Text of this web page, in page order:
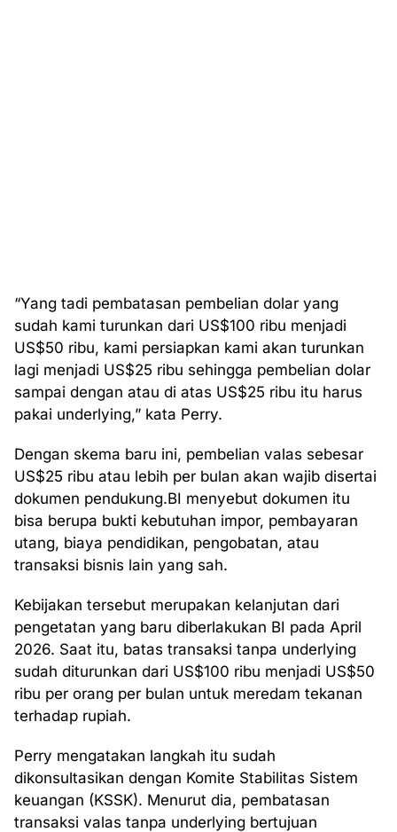
“Yang tadi pembatasan pembelian dolar yang
sudah kami turunkan dari US$100 ribu menjadi
US$50 ribu, kami persiapkan kami akan turunkan
lagi menjadi US$25 ribu sehingga pembelian dolar
sampai dengan atau di atas US$25 ribu itu harus
pakai underlying,” kata Perry.
Dengan skema baru ini, pembelian valas sebesar
US$25 ribu atau lebih per bulan akan wajib disertai
dokumen pendukung.BI menyebut dokumen itu
bisa berupa bukti kebutuhan impor, pembayaran
utang, biaya pendidikan, pengobatan, atau
transaksi bisnis lain yang sah.
Kebijakan tersebut merupakan kelanjutan dari
pengetatan yang baru diberlakukan BI pada April
2026. Saat itu, batas transaksi tanpa underlying
sudah diturunkan dari US$100 ribu menjadi US$50
ribu per orang per bulan untuk meredam tekanan
terhadap rupiah.
Perry mengatakan langkah itu sudah
dikonsultasikan dengan Komite Stabilitas Sistem
keuangan (KSSK). Menurut dia, pembatasan
transaksi valas tanpa underlying bertujuan